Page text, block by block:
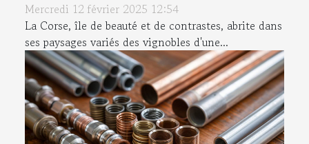
Mercredi 12 février 2025 12:54
La Corse, île de beauté et de contrastes, abrite dans
ses paysages variés des vignobles d'une...